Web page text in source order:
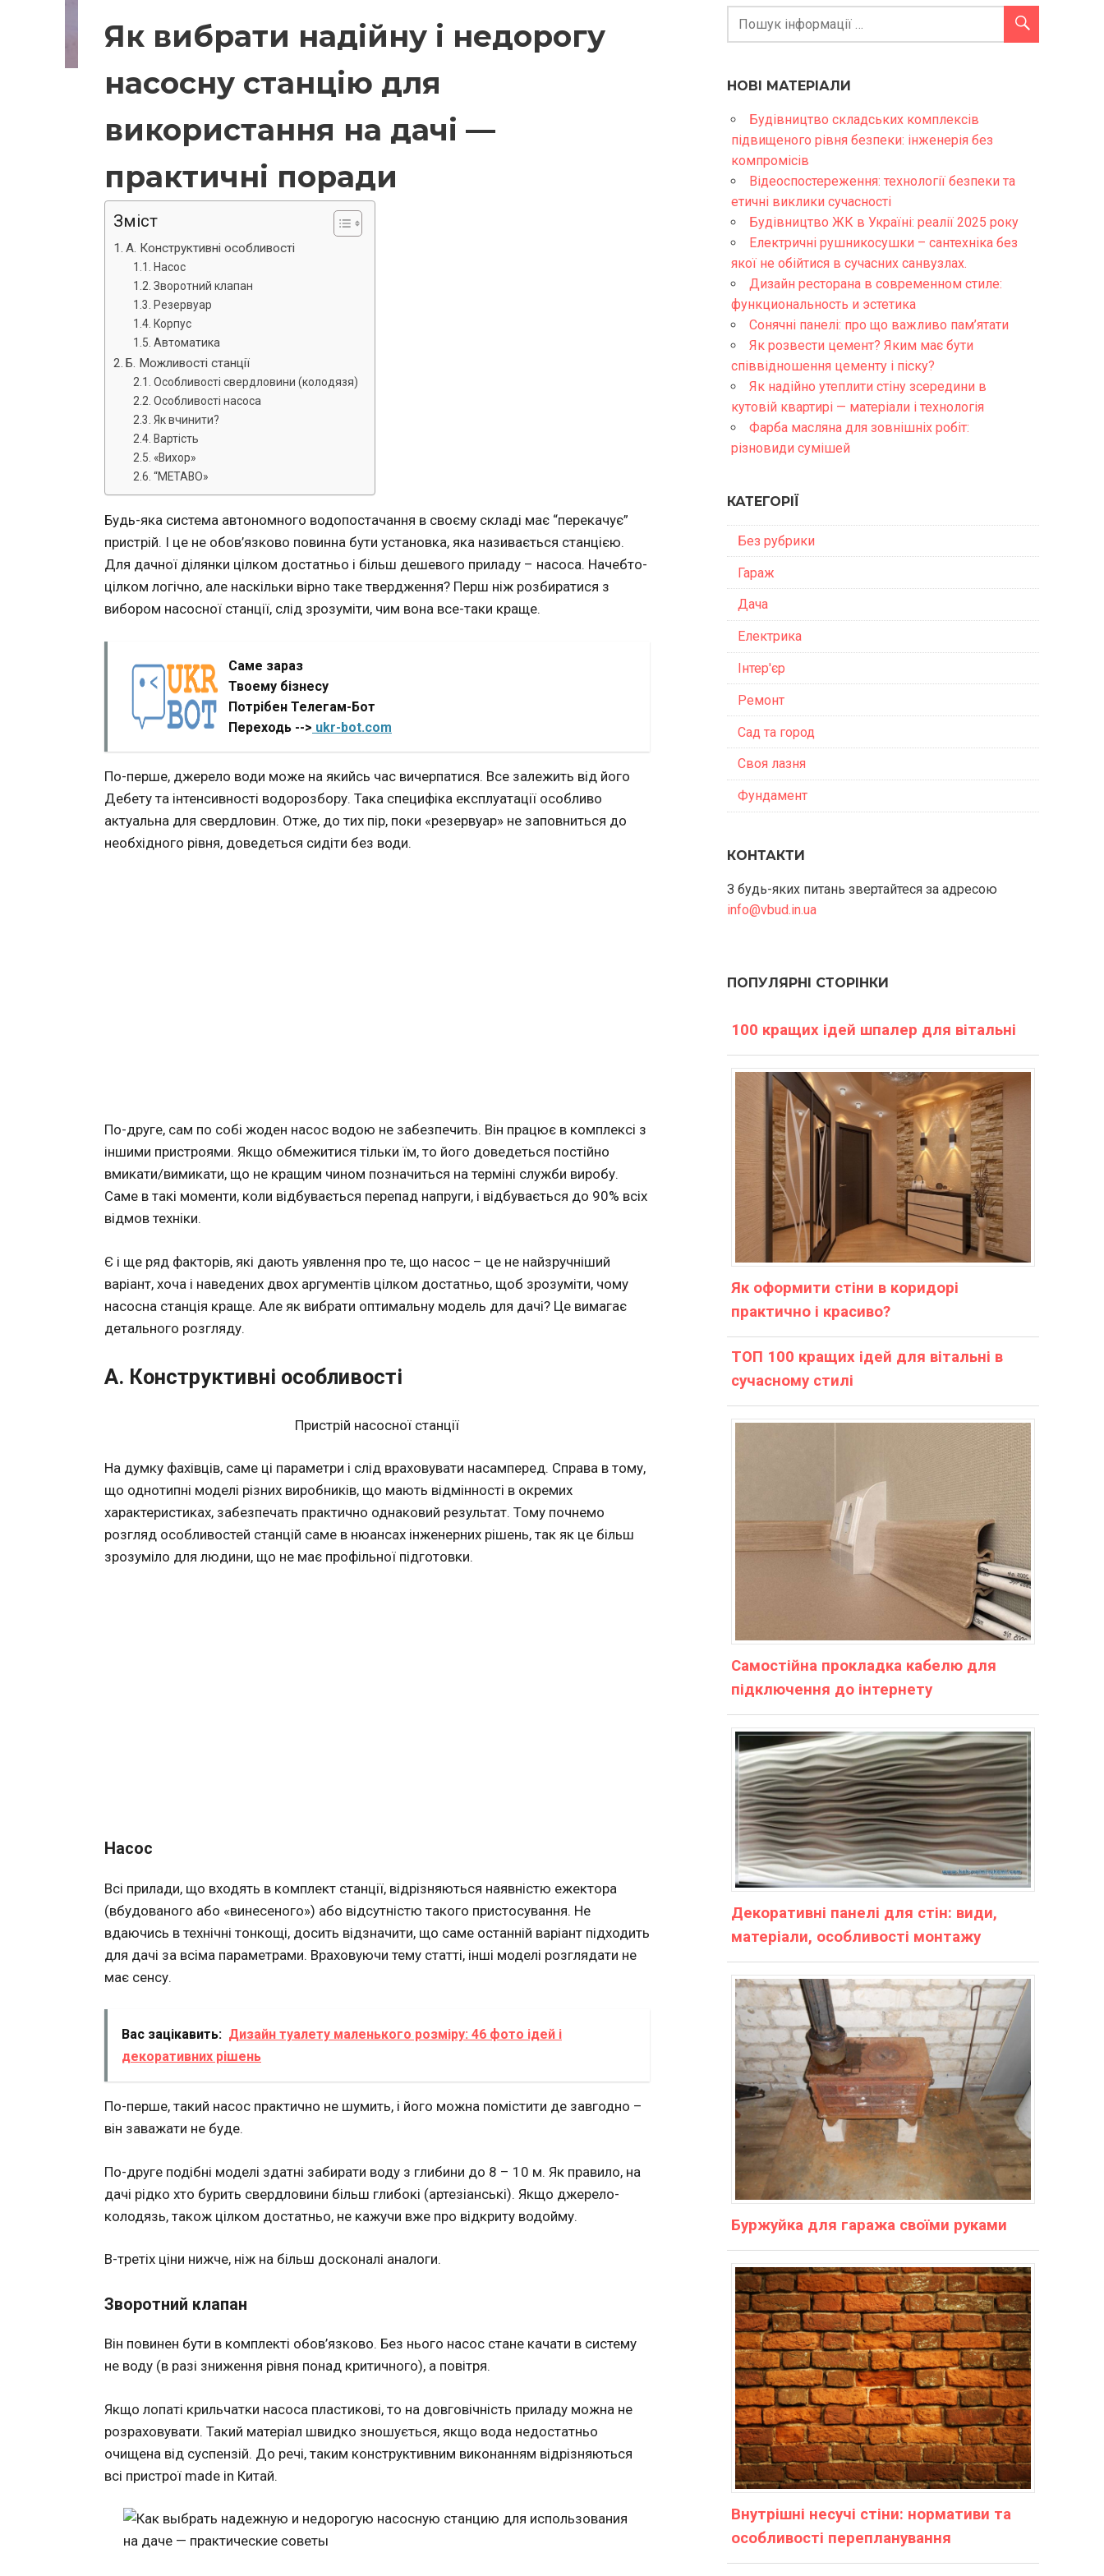
Як вибрати надійну і недорогу
насосну станцію для
використання на дачі —
практичні поради
Зміст
А. Конструктивні особливості
Насос
Зворотний клапан
Резервуар
Корпус
Автоматика
Б. Можливості станції
Особливості свердловини (колодязя)
Особливості насоса
Як вчинити?
Вартість
«Вихор»
“METABO»
Будь-яка система автономного водопостачання в своєму складі має “перекачує”
пристрій. І це не обов’язково повинна бути установка, яка називається станцією.
Для дачної ділянки цілком достатньо і більш дешевого приладу – насоса. Начебто-
цілком логічно, але наскільки вірно таке твердження? Перш ніж розбиратися з
вибором насосної станції, слід зрозуміти, чим вона все-таки краще.
Саме зараз
Твоему бізнесу
Потрібен Телегам-Бот
Переходь --> ukr-bot.com
По-перше, джерело води може на якийсь час вичерпатися. Все залежить від його
Дебету та інтенсивності водорозбору. Така специфіка експлуатації особливо
актуальна для свердловин. Отже, до тих пір, поки «резервуар» не заповниться до
необхідного рівня, доведеться сидіти без води.
По-друге, сам по собі жоден насос водою не забезпечить. Він працює в комплексі з
іншими пристроями. Якщо обмежитися тільки їм, то його доведеться постійно
вмикати/вимикати, що не кращим чином позначиться на терміні служби виробу.
Саме в такі моменти, коли відбувається перепад напруги, і відбувається до 90% всіх
відмов техніки.
Є і ще ряд факторів, які дають уявлення про те, що насос – це не найзручніший
варіант, хоча і наведених двох аргументів цілком достатньо, щоб зрозуміти, чому
насосна станція краще. Але як вибрати оптимальну модель для дачі? Це вимагає
детального розгляду.
А. Конструктивні особливості
Пристрій насосної станції
На думку фахівців, саме ці параметри і слід враховувати насамперед. Справа в тому,
що однотипні моделі різних виробників, що мають відмінності в окремих
характеристиках, забезпечать практично однаковий результат. Тому почнемо
розгляд особливостей станцій саме в нюансах інженерних рішень, так як це більш
зрозуміло для людини, що не має профільної підготовки.
Насос
Всі прилади, що входять в комплект станції, відрізняються наявністю ежектора
(вбудованого або «винесеного») або відсутністю такого пристосування. Не
вдаючись в технічні тонкощі, досить відзначити, що саме останній варіант підходить
для дачі за всіма параметрами. Враховуючи тему статті, інші моделі розглядати не
має сенсу.
Вас зацікавить: Дизайн туалету маленького розміру: 46 фото ідей і
декоративних рішень
По-перше, такий насос практично не шумить, і його можна помістити де завгодно –
він заважати не буде.
По-друге подібні моделі здатні забирати воду з глибини до 8 – 10 м. Як правило, на
дачі рідко хто бурить свердловини більш глибокі (артезіанські). Якщо джерело-
колодязь, також цілком достатньо, не кажучи вже про відкриту водойму.
В-третіх ціни нижче, ніж на більш досконалі аналоги.
Зворотний клапан
Він повинен бути в комплекті обов’язково. Без нього насос стане качати в систему
не воду (в разі зниження рівня понад критичного), а повітря.
Якщо лопаті крильчатки насоса пластикові, то на довговічність приладу можна не
розраховувати. Такий матеріал швидко зношується, якщо вода недостатньо
очищена від суспензій. До речі, таким конструктивним виконанням відрізняються
всі пристрої made in Китай.
НОВІ МАТЕРІАЛИ
Будівництво складських комплексів
підвищеного рівня безпеки: інженерія без
компромісів
Відеоспостереження: технології безпеки та
етичні виклики сучасності
Будівництво ЖК в Україні: реалії 2025 року
Електричні рушникосушки – сантехніка без
якої не обійтися в сучасних санвузлах.
Дизайн ресторана в современном стиле:
функциональность и эстетика
Сонячні панелі: про що важливо пам’ятати
Як розвести цемент? Яким має бути
співвідношення цементу і піску?
Як надійно утеплити стіну зсередини в
кутовій квартирі — матеріали і технологія
Фарба масляна для зовнішніх робіт:
різновиди сумішей
КАТЕГОРІЇ
Без рубрики
Гараж
Дача
Електрика
Інтер'єр
Ремонт
Сад та город
Своя лазня
Фундамент
КОНТАКТИ
З будь-яких питань звертайтеся за адресою
info@vbud.in.ua
ПОПУЛЯРНІ СТОРІНКИ
100 кращих ідей шпалер для вітальні
Як оформити стіни в коридорі
практично і красиво?
ТОП 100 кращих ідей для вітальні в
сучасному стилі
Самостійна прокладка кабелю для
підключення до інтернету
Декоративні панелі для стін: види,
матеріали, особливості монтажу
Буржуйка для гаража своїми руками
Внутрішні несучі стіни: нормативи та
особливості перепланування